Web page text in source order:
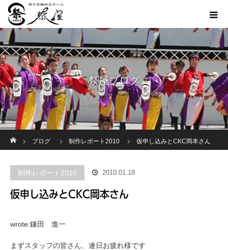
祭屋ブログ
ブログ
制作レポート2010 仮申し込みとCKC岡本さん
制作レポート2010 2010.01.18
仮申し込みとCKC岡本さん
wrote:鎌田 進一
まずスタッフの皆さん、連日お疲れ様です